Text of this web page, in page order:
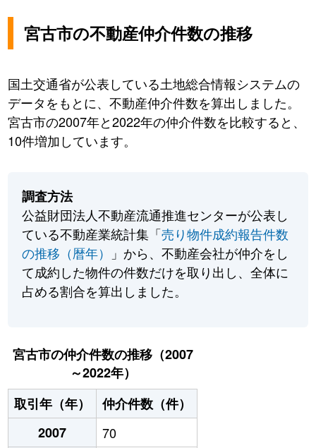
宮古市の不動産仲介件数の推移
国土交通省が公表している土地総合情報システムの
データをもとに、不動産仲介件数を算出しました。
宮古市の2007年と2022年の仲介件数を比較すると、
10件増加しています。
調査方法
公益財団法人不動産流通推進センターが公表し
ている不動産業統計集「売り物件成約報告件数
の推移（暦年）
」から、不動産会社が仲介をし
て成約した物件の件数だけを取り出し、全体に
占める割合を算出しました。
宮古市の仲介件数の推移（2007
～2022年）
取引年（年）
仲介件数（件）
2007
70